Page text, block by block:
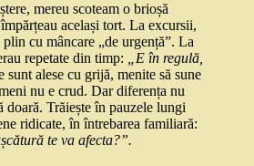
mereu scoteam o brioșă
același tort. La excursii,
cu mâncare „de urgență”. La
repetate din timp:
„E în regulă,
sunt alese cu grijă, menite să sune
nu e crud. Dar diferența nu
doară. Trăiește în pauzele lungi
ridicate, în întrebarea familiară:
te va afecta?”.